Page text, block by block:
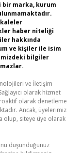
marka, kurum
haber niteliği
hakkında
ve kişiler ile isim
bilgiler
ve İletişim
olarak hizmet
olarak denetleme
Ancak, üyelerimiz
olup, siteye üye olarak
düşündüğünüz